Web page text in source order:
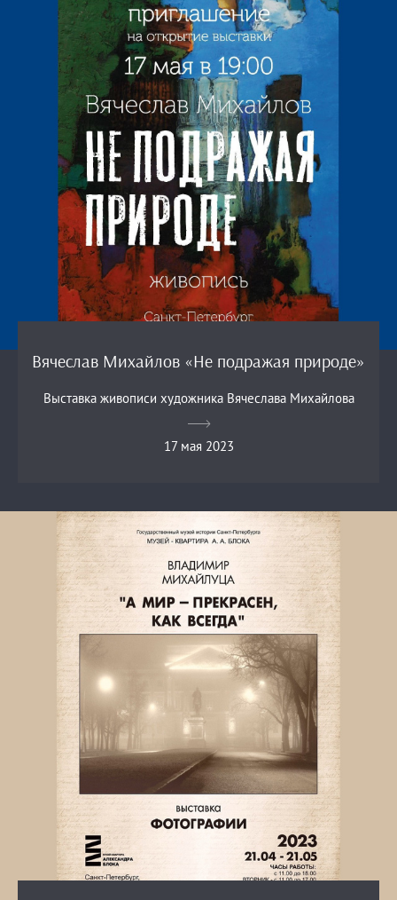
Вячеслав Михайлов «Не подражая природе»
Выставка живописи художника Вячеслава Михайлова
17 мая 2023